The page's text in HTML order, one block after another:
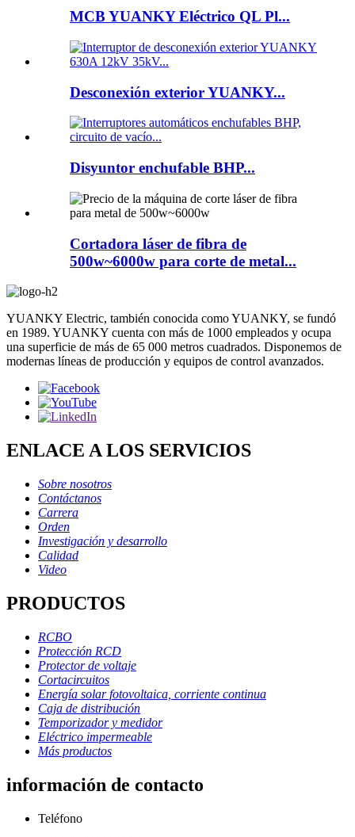
MCB YUANKY Eléctrico QL Pl...
Desconexión exterior YUANKY...
Disyuntor enchufable BHP...
Cortadora láser de fibra de
500w~6000w para corte de metal...
YUANKY Electric, también conocida como YUANKY, se fundó
en 1989. YUANKY cuenta con más de 1000 empleados y ocupa
una superficie de más de 65 000 metros cuadrados. Disponemos de
modernas líneas de producción y equipos de control avanzados.
ENLACE A LOS SERVICIOS
Sobre nosotros
Contáctanos
Carrera
Orden
Investigación y desarrollo
Calidad
Video
PRODUCTOS
RCBO
Protección RCD
Protector de voltaje
Cortacircuitos
Energía solar fotovoltaica, corriente continua
Caja de distribución
Temporizador y medidor
Eléctrico impermeable
Más productos
información de contacto
Teléfono